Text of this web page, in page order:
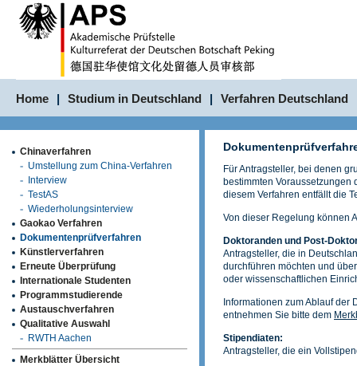
Home | Studium in Deutschland | Verfahren Deutschland
Chinaverfahren
Umstellung zum China-Verfahren
Interview
TestAS
Wiederholungsinterview
Gaokao Verfahren
Dokumentenprüfverfahren
Künstlerverfahren
Erneute Überprüfung
Internationale Studenten
Programmstudierende
Austauschverfahren
Qualitative Auswahl
RWTH Aachen
Merkblätter Übersicht
Für Antragsteller, bei denen
bestimmten Voraussetzungen
diesem Verfahren entfällt die
Von dieser Regelung können
Doktoranden und Post-
Antragsteller, die in
durchführen möchten und
oder wissenschaftlichen
Informationen zum Ablauf
entnehmen Sie bitte dem
Stipendiaten:
Antragsteller, die ein